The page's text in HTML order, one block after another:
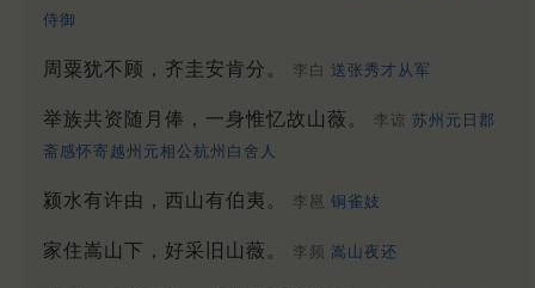
侍御
周粟犹不顾，齐圭安肯分。 李白 送张秀才从军
举族共资随月俸，一身惟忆故山薇。 李谅 苏州元日郡
斋感怀寄越州元相公杭州白舍人
颍水有许由，西山有伯夷。 李邕 铜雀妓
家住嵩山下，好采旧山薇。 李频 嵩山夜还